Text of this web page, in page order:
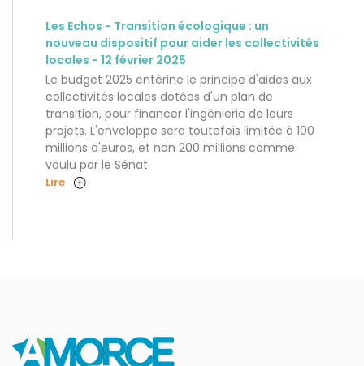
Les Echos - Transition écologique : un
nouveau dispositif pour aider les collectivités
locales - 12 février 2025
Le budget 2025 entérine le principe d'aides aux
collectivités locales dotées d'un plan de
transition, pour financer l'ingénierie de leurs
projets. L'enveloppe sera toutefois limitée à 100
millions d'euros, et non 200 millions comme
voulu par le Sénat.
Lire